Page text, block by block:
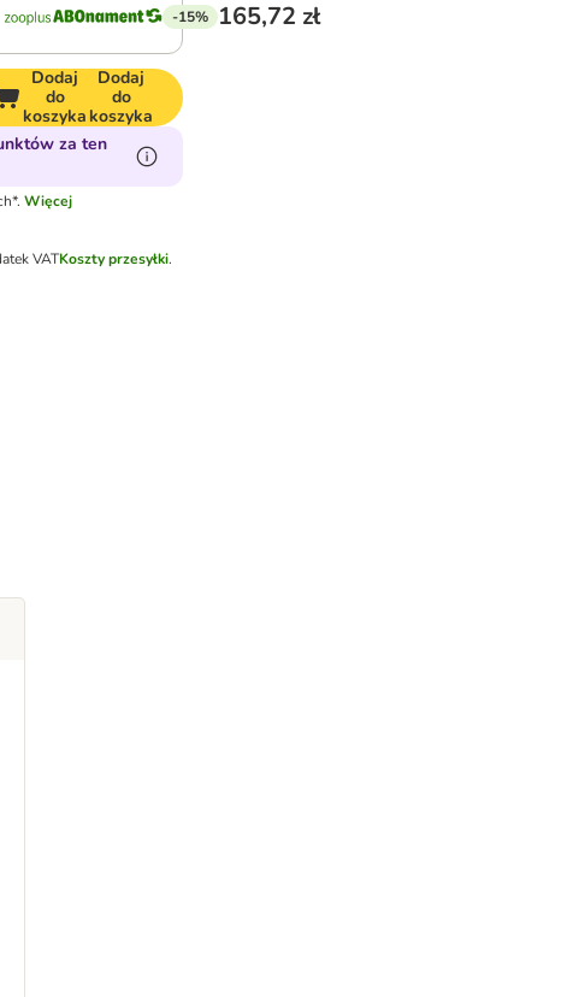
-15% 165,72 zł
Dodaj
do
koszyka
Dodaj
do
koszyka
za ten
Więcej
VATKoszty przesyłki.